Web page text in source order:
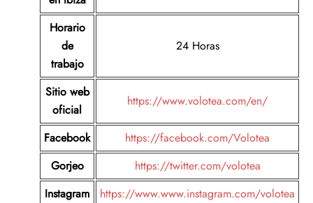
Horario
de
trabajo
24 Horas
Sitio web
oficial
https://www.volotea.com/en/
Facebook
https://facebook.com/Volotea
Gorjeo
https://twitter.com/volotea
Instagram
https://www.www.instagram.com/volotea